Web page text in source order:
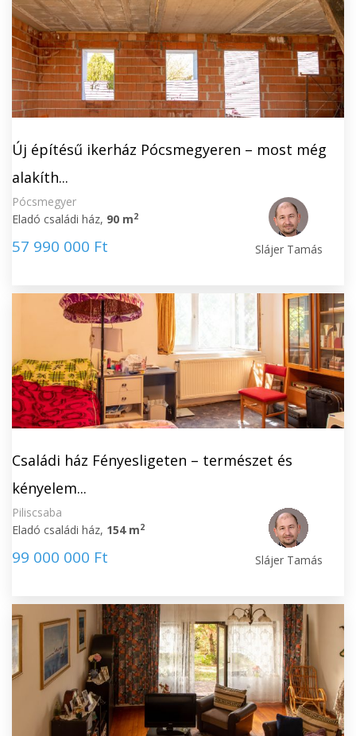
Új építésű ikerház Pócsmegyeren – most még
alakíth...
Pócsmegyer
Eladó családi ház, 90 m2
57 990 000 Ft Slájer Tamás
Családi ház Fényesligeten – természet és
kényelem...
Piliscsaba
Eladó családi ház, 154 m2
99 000 000 Ft Slájer Tamás